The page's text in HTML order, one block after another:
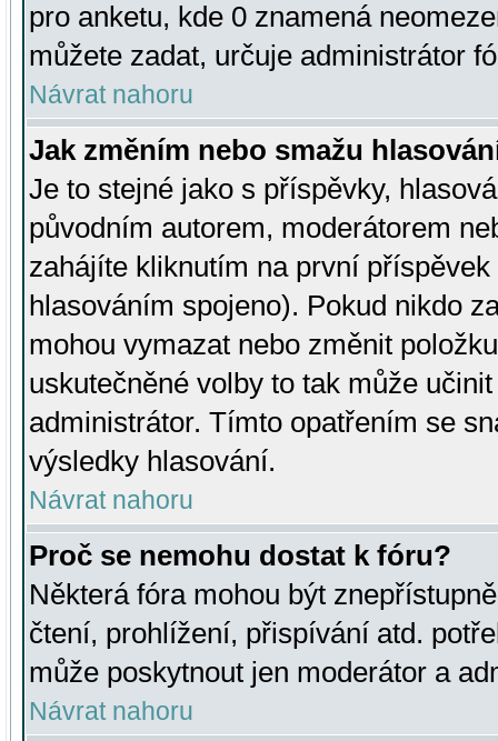
pro anketu, kde 0 znamená
můžete zadat, určuje administrátor
Návrat nahoru
Jak změním nebo smažu
Je to stejné jako s příspěvky,
původním autorem, moderátorem
zahájíte kliknutím na první
hlasováním spojeno). Pokud nikdo
mohou vymazat nebo změnit
uskutečněné volby to tak může
administrátor. Tímto opatřením se
výsledky hlasování.
Návrat nahoru
Proč se nemohu dostat k fóru?
Některá fóra mohou být
čtení, prohlížení, přispívání atd.
může poskytnout jen moderátor a
Návrat nahoru